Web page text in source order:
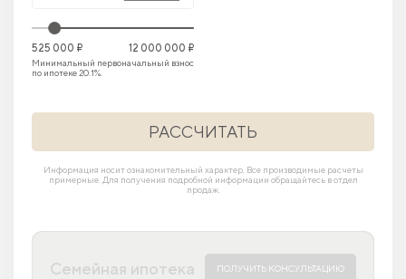
525 000 ₽
12 000 000 ₽
Минимальный первоначальный взнос
по ипотеке 20.1%.
РАССЧИТАТЬ
Информация носит ознакомительный характер. Все производимые расчеты
примерные. Для получения подробной информации обращайтесь в отдел
продаж.
Семейная ипотека ПОЛУЧИТЬ КОНСУЛЬТАЦИЮ